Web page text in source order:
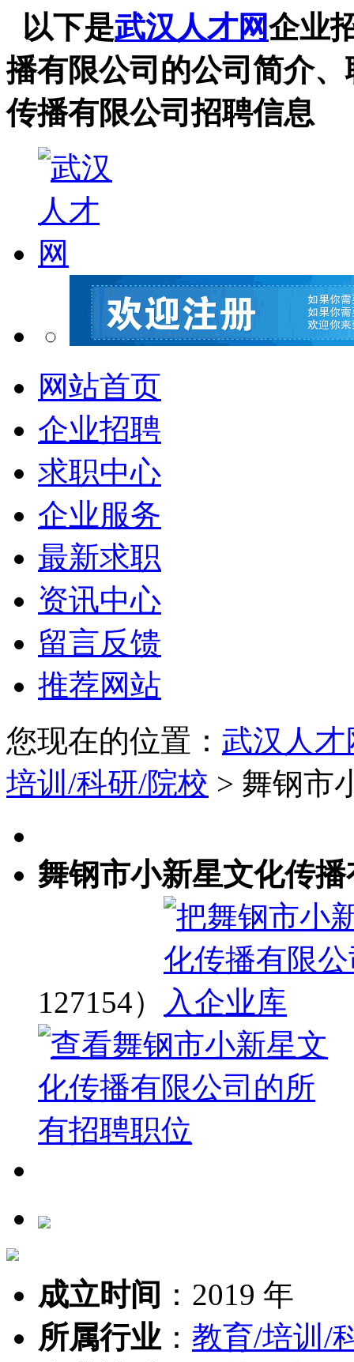
以下是武汉人才网企业
播有限公司的公司简介
传播有限公司招聘信息
网站首页
企业招聘
求职中心
企业服务
最新求职
资讯中心
留言反馈
推荐网站
您现在的位置： 武汉人才
培训/科研/院校 > 舞钢市
舞钢市小新星文化传
127154）
成立时间 ： 2019 年
所属行业： 教育/培训/